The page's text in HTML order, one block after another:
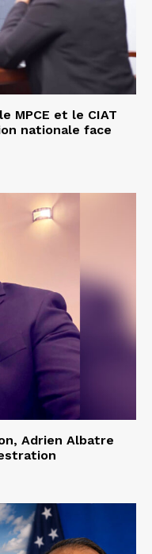
MPCE et le CIAT
nationale face
Adrien Albatre